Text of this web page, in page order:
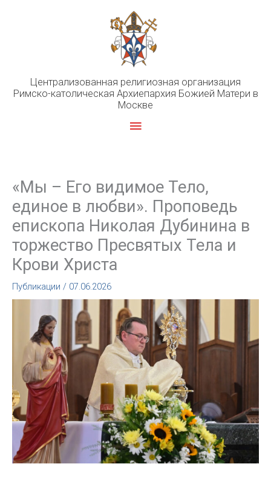
Централизованная религиозная организация
Римско-католическая Архиепархия Божией Матери в
Москве
Главное
«Мы – Его видимое Тело,
единое в любви». Проповедь
епископа Николая Дубинина в
торжество Пресвятых Тела и
Крови Христа
Публикации / 07.06.2026